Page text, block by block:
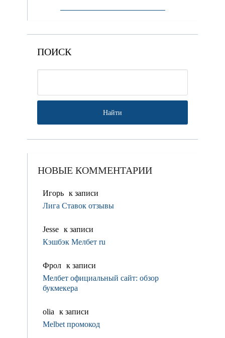
ПОИСК
НОВЫЕ КОММЕНТАРИИ
Игорь к записи
Лига Ставок отзывы
Jesse к записи
Кэшбэк Мелбет ru
Фрол к записи
Мелбет официальный сайт: обзор
букмекера
olia
к записи
Melbet промокод